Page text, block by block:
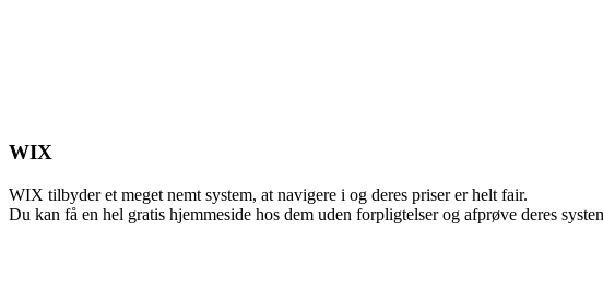
WIX
WIX tilbyder et meget nemt system, at navigere i og deres priser er helt fair.
Du kan få en hel gratis hjemmeside hos dem uden forpligtelser og afprøve deres